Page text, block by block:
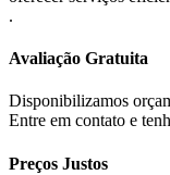
.
Avaliação Gratuita
Disponibilizamos
Entre em contato e
Preços Justos